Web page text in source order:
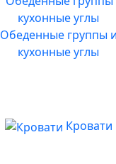
Обеденные группы
кухонные углы
Кровати